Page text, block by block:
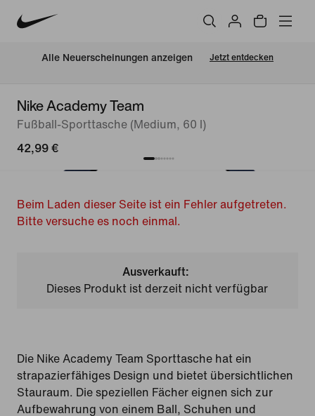
Alle Neuerscheinungen anzeigen Jetzt entdecken
Nike Academy Team
Fußball-Sporttasche (Medium, 60 l)
42,99 €
Beim Laden dieser Seite ist ein Fehler aufgetreten.
Bitte versuche es noch einmal.
Ausverkauft:
Dieses Produkt ist derzeit nicht verfügbar
Die Nike Academy Team Sporttasche hat ein
strapazierfähiges Design und bietet übersichtlichen
Stauraum. Die speziellen Fächer eignen sich zur
Aufbewahrung von einem Ball, Schuhen und